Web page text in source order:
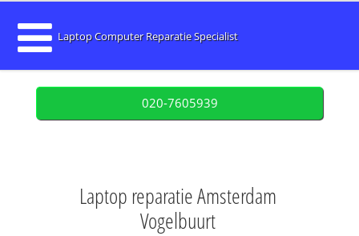
Laptop Computer Reparatie Specialist
020-7605939
Laptop reparatie Amsterdam
Vogelbuurt